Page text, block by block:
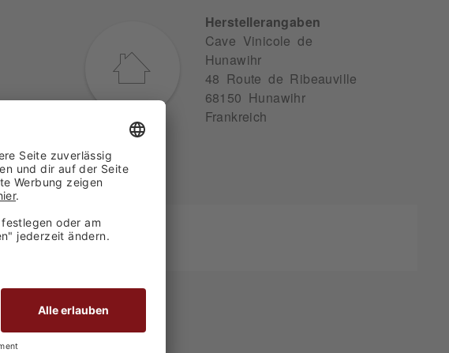
Herstellerangaben
Cave Vinicole de
Hunawihr
48 Route de Ribeauville
68150 Hunawihr
Frankreich